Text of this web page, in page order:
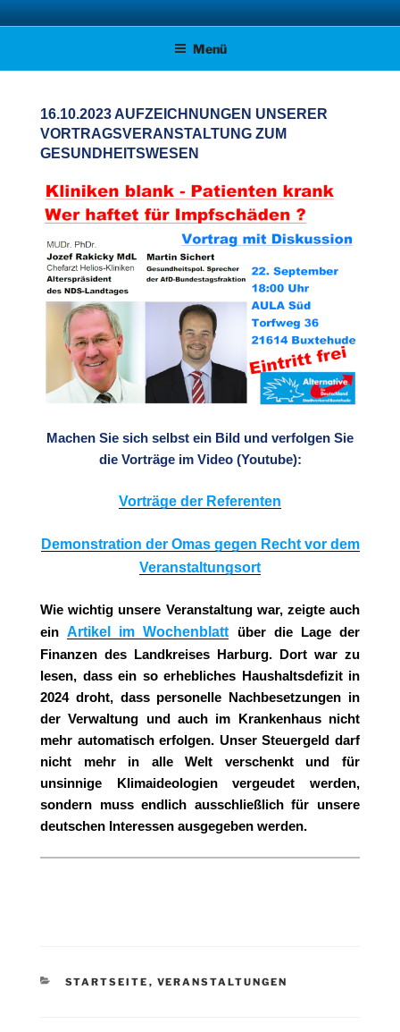
Zum
Inhalt AFD KREISVERBAND STADE
Menü
16.10.2023 AUFZEICHNUNGEN UNSERER
VORTRAGSVERANSTALTUNG ZUM
GESUNDHEITSWESEN
Machen Sie sich selbst ein Bild und verfolgen Sie
die Vorträge im Video (Youtube):
Vorträge der Referenten
Demonstration der Omas gegen Recht vor dem
Veranstaltungsort
Wie wichtig unsere Veranstaltung war, zeigte auch
einArtikel im Wochenblattüber die Lage der
Finanzen des Landkreises Harburg. Dort war zu
lesen, dass ein so erhebliches Haushaltsdefizit in
2024 droht, dass personelle Nachbesetzungen in
der Verwaltung und auch im Krankenhaus nicht
mehr automatisch erfolgen. Unser Steuergeld darf
nicht mehr in alle Welt verschenkt und für
unsinnige Klimaideologien vergeudet werden,
sondern muss endlich ausschließlich für unsere
deutschen Interessen ausgegeben werden.
KATEGORIEN
STARTSEITE , VERANSTALTUNGEN